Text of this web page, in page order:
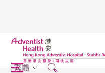
繁體